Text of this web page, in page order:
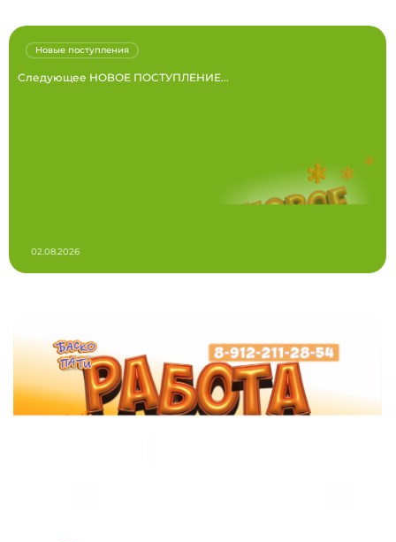
Следующее НОВОЕ ПОСТУПЛЕНИЕ...
Новые поступления
02.08.2026